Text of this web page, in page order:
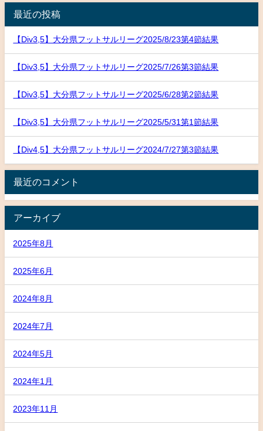
最近の投稿
【Div3,5】大分県フットサルリーグ2025/8/23第4節結果
【Div3,5】大分県フットサルリーグ2025/7/26第3節結果
【Div3,5】大分県フットサルリーグ2025/6/28第2節結果
【Div3,5】大分県フットサルリーグ2025/5/31第1節結果
【Div4,5】大分県フットサルリーグ2024/7/27第3節結果
最近のコメント
アーカイブ
2025年8月
2025年6月
2024年8月
2024年7月
2024年5月
2024年1月
2023年11月